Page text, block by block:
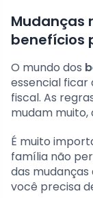
Mudanças
benefícios
O mundo dos
essencial ficar
fiscal. As
mudam
É muito
família não
das
você precisa